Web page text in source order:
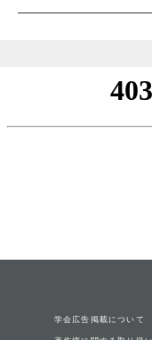
学会広告掲載について